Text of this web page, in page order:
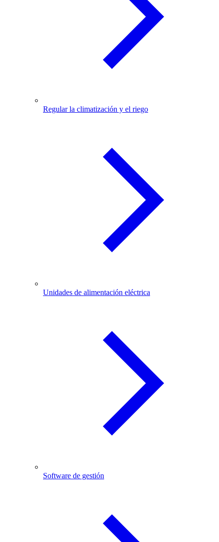
Regular la climatización y el riego
Unidades de alimentación eléctrica
Software de gestión